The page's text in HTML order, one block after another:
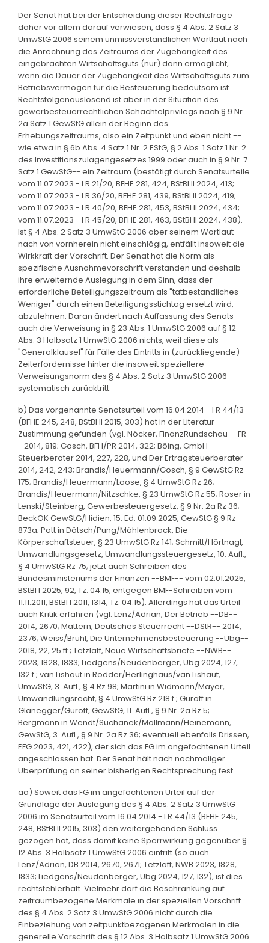
Der Senat hat bei der Entscheidung dieser Rechtsfrage
daher vor allem darauf verwiesen, dass § 4 Abs. 2 Satz 3
UmwStG 2006 seinem unmissverständlichen Wortlaut nach
die Anrechnung des Zeitraums der Zugehörigkeit des
eingebrachten Wirtschaftsguts (nur) dann ermöglicht,
wenn die Dauer der Zugehörigkeit des Wirtschaftsguts zum
Betriebsvermögen für die Besteuerung bedeutsam ist.
Rechtsfolgenauslösend ist aber in der Situation des
gewerbesteuerrechtlichen Schachtelprivilegs nach § 9 Nr.
2a Satz 1 GewStG allein der Beginn des
Erhebungszeitraums, also ein Zeitpunkt und eben nicht --
wie etwa in § 6b Abs. 4 Satz 1 Nr. 2 EStG, § 2 Abs. 1 Satz 1 Nr. 2
des Investitionszulagengesetzes 1999 oder auch in § 9 Nr. 7
Satz 1 GewStG-- ein Zeitraum (bestätigt durch Senatsurteile
vom 11.07.2023 - I R 21/20, BFHE 281, 424, BStBl II 2024, 413;
vom 11.07.2023 - I R 36/20, BFHE 281, 439, BStBl II 2024, 419;
vom 11.07.2023 - I R 40/20, BFHE 281, 453, BStBl II 2024, 434;
vom 11.07.2023 - I R 45/20, BFHE 281, 463, BStBl II 2024, 438).
Ist § 4 Abs. 2 Satz 3 UmwStG 2006 aber seinem Wortlaut
nach von vornherein nicht einschlägig, entfällt insoweit die
Wirkkraft der Vorschrift. Der Senat hat die Norm als
spezifische Ausnahmevorschrift verstanden und deshalb
ihre erweiternde Auslegung in dem Sinn, dass der
erforderliche Beteiligungszeitraum als "tatbestandliches
Weniger" durch einen Beteiligungsstichtag ersetzt wird,
abzulehnen. Daran ändert nach Auffassung des Senats
auch die Verweisung in § 23 Abs. 1 UmwStG 2006 auf § 12
Abs. 3 Halbsatz 1 UmwStG 2006 nichts, weil diese als
"Generalklausel" für Fälle des Eintritts in (zurückliegende)
Zeiterfordernisse hinter die insoweit speziellere
Verweisungsnorm des § 4 Abs. 2 Satz 3 UmwStG 2006
systematisch zurücktritt.
b) Das vorgenannte Senatsurteil vom 16.04.2014 - I R 44/13
(BFHE 245, 248, BStBl II 2015, 303) hat in der Literatur
Zustimmung gefunden (vgl. Nöcker, FinanzRundschau --FR-
- 2014, 819; Gosch, BFH/PR 2014, 322; Böing, GmbH-
Steuerberater 2014, 227, 228, und Der Ertragsteuerberater
2014, 242, 243; Brandis/Heuermann/Gosch, § 9 GewStG Rz
175; Brandis/Heuermann/Loose, § 4 UmwStG Rz 26;
Brandis/Heuermann/Nitzschke, § 23 UmwStG Rz 55; Roser in
Lenski/Steinberg, Gewerbesteuergesetz, § 9 Nr. 2a Rz 36;
BeckOK GewStG/Hidien, 15. Ed. 01.09.2025, GewStG § 9 Rz
873a; Patt in Dötsch/Pung/Möhlenbrock, Die
Körperschaftsteuer, § 23 UmwStG Rz 141; Schmitt/Hörtnagl,
Umwandlungsgesetz, Umwandlungssteuergesetz, 10. Aufl.,
§ 4 UmwStG Rz 75; jetzt auch Schreiben des
Bundesministeriums der Finanzen --BMF-- vom 02.01.2025,
BStBl I 2025, 92, Tz. 04.15, entgegen BMF-Schreiben vom
11.11.2011, BStBl I 2011, 1314, Tz. 04.15). Allerdings hat das Urteil
auch Kritik erfahren (vgl. Lenz/Adrian, Der Betrieb --DB--
2014, 2670; Mattern, Deutsches Steuerrecht --DStR-- 2014,
2376; Weiss/Brühl, Die Unternehmensbesteuerung --Ubg--
2018, 22, 25 ff.; Tetzlaff, Neue Wirtschaftsbriefe --NWB--
2023, 1828, 1833; Liedgens/Neudenberger, Ubg 2024, 127,
132 f.; van Lishaut in Rödder/Herlinghaus/van Lishaut,
UmwStG, 3. Aufl., § 4 Rz 98; Martini in Widmann/Mayer,
Umwandlungsrecht, § 4 UmwStG Rz 218 f.; Güroff in
Glanegger/Güroff, GewStG, 11. Aufl., § 9 Nr. 2a Rz 5;
Bergmann in Wendt/Suchanek/Möllmann/Heinemann,
GewStG, 3. Aufl., § 9 Nr. 2a Rz 36; eventuell ebenfalls Drissen,
EFG 2023, 421, 422), der sich das FG im angefochtenen Urteil
angeschlossen hat. Der Senat hält nach nochmaliger
Überprüfung an seiner bisherigen Rechtsprechung fest.
aa) Soweit das FG im angefochtenen Urteil auf der
Grundlage der Auslegung des § 4 Abs. 2 Satz 3 UmwStG
2006 im Senatsurteil vom 16.04.2014 - I R 44/13 (BFHE 245,
248, BStBl II 2015, 303) den weitergehenden Schluss
gezogen hat, dass damit keine Sperrwirkung gegenüber §
12 Abs. 3 Halbsatz 1 UmwStG 2006 eintritt (so auch
Lenz/Adrian, DB 2014, 2670, 2671; Tetzlaff, NWB 2023, 1828,
1833; Liedgens/Neudenberger, Ubg 2024, 127, 132), ist dies
rechtsfehlerhaft. Vielmehr darf die Beschränkung auf
zeitraumbezogene Merkmale in der speziellen Vorschrift
des § 4 Abs. 2 Satz 3 UmwStG 2006 nicht durch die
Einbeziehung von zeitpunktbezogenen Merkmalen in die
generelle Vorschrift des § 12 Abs. 3 Halbsatz 1 UmwStG 2006